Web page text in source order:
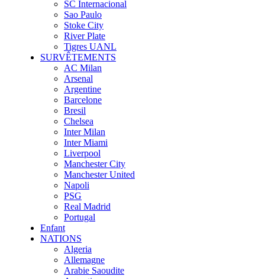
SC Internacional
Sao Paulo
Stoke City
River Plate
Tigres UANL
SURVÊTEMENTS
AC Milan
Arsenal
Argentine
Barcelone
Bresil
Chelsea
Inter Milan
Inter Miami
Liverpool
Manchester City
Manchester United
Napoli
PSG
Real Madrid
Portugal
Enfant
NATIONS
Algeria
Allemagne
Arabie Saoudite